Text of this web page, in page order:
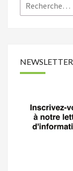
NEWSLETTER